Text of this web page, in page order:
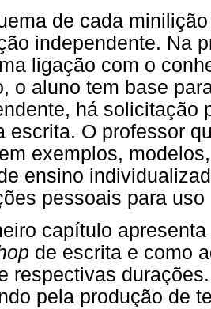
de cada
independente. Na
ligação com o
o aluno tem base
há solicitação
escrita. O professor
exemplos,
ensino
pessoais para uso
capítulo
de escrita e como
respectivas
pela produção de